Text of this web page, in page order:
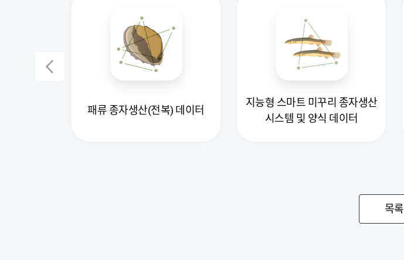
패류 종자생산(전복) 데이터
지능형 스마트 미꾸리 종자생산
시스템 및 양식 데이터
목록